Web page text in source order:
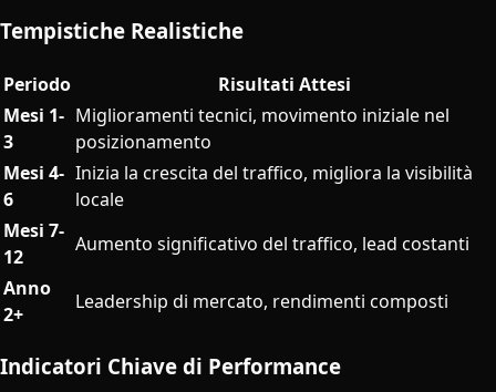
Tempistiche Realistiche
Periodo
Risultati Attesi
Mesi 1-
3
Miglioramenti tecnici, movimento iniziale nel
posizionamento
Mesi 4-
6
Inizia la crescita del traffico, migliora la visibilità
locale
Mesi 7-
12
Aumento significativo del traffico, lead costanti
Anno
2+
Leadership di mercato, rendimenti composti
Indicatori Chiave di Performance